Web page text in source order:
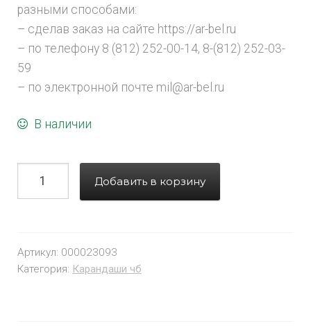
разными способами:
– сделав заказ на сайте https://ar-bel.ru
– по телефону 8 (812) 252-00-14, 8-(812) 252-03-
59
– по электронной почте mil@ar-bel.ru
В наличии
Добавить в корзину
Артикул: 000023093
Категория: Карандаши чб